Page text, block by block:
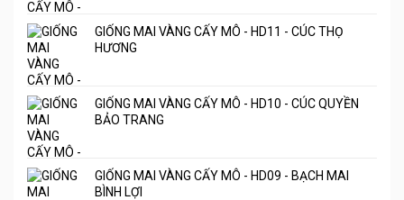
GIỐNG MAI VÀNG CẤY MÔ - HD11 - CÚC THỌ
HƯƠNG
GIỐNG MAI VÀNG CẤY MÔ - HD10 - CÚC QUYỀN
BẢO TRANG
GIỐNG MAI VÀNG CẤY MÔ - HD09 - BẠCH MAI
BÌNH LỢI